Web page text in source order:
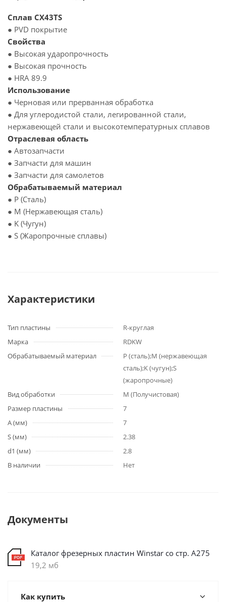
Сплав CX43TS
● PVD покрытие
Свойства
● Высокая ударопрочность
● Высокая прочность
● HRA 89.9
Использование
● Черновая или прерванная обработка
● Для углеродистой стали, легированной стали,
нержавеющей стали и высокотемпературных сплавов
Отраслевая область
● Автозапчасти
● Запчасти для машин
● Запчасти для самолетов
Обрабатываемый материал
● P (Сталь)
● M (Нержавеющая сталь)
● K (Чугун)
● S (Жаропрочные сплавы)
Характеристики
Тип пластины
R-круглая
Марка
RDKW
Обрабатываемый материал
P (сталь);M (нержавеющая
сталь);K (чугун);S
(жаропрочные)
Вид обработки
M (Получистовая)
Размер пластины
7
A (мм)
7
S (мм)
2.38
d1 (мм)
2.8
В наличии
Нет
Документы
Каталог фрезерных пластин Winstar со стр. А275
19,2 мб
Как купить